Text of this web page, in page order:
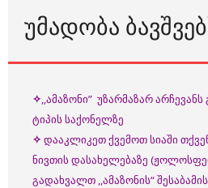
ᲣᲛᲐᲓᲝᲑᲐ
✧,,ამაზონი” უზარმაზარ
ტიპის საქონელზე
✧ დააკლიკეთ ქვემოთ სიაში
ნივთის დასახელებაზე
გადახვალთ ,,ამაზონის“